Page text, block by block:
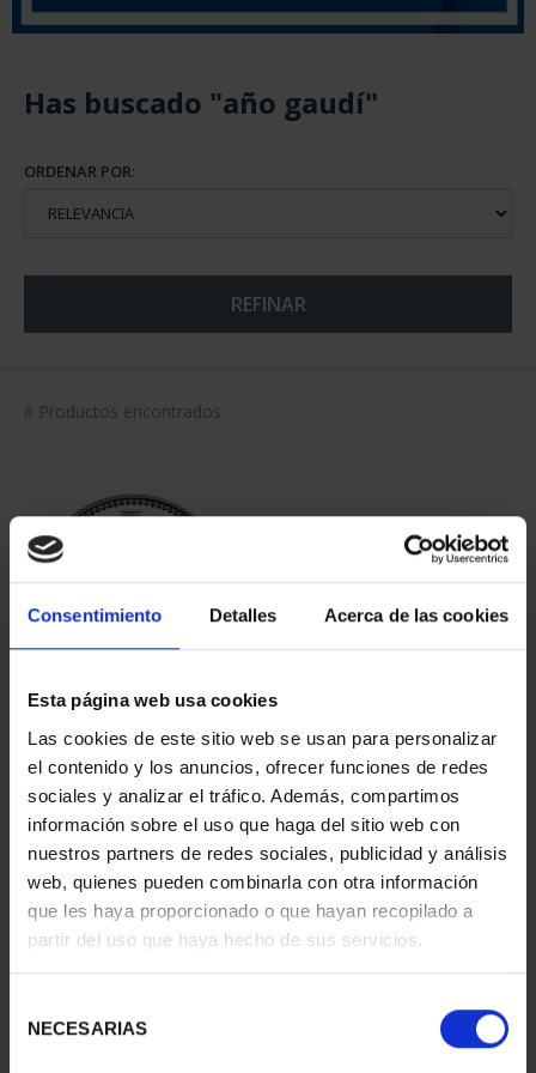
Consentimiento Detalles Acerca de las cookies
Esta página web usa cookies
Las cookies de este sitio web se usan para personalizar
el contenido y los anuncios, ofrecer funciones de redes
sociales y analizar el tráfico. Además, compartimos
información sobre el uso que haga del sitio web con
nuestros partners de redes sociales, publicidad y análisis
web, quienes pueden combinarla con otra información
que les haya proporcionado o que hayan recopilado a
partir del uso que haya hecho de sus servicios.
NECESARIAS
Has buscado "año gaudí"
ORDENAR POR:
REFINAR
8 Productos encontrados
- BADAJOZ
73,00 €
26,00 €